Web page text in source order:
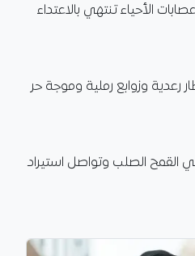
الأحياء تنتهي بالاعتداء
وزوابع رملية وموجة حر
القمح الصلب وتواصل استيراد